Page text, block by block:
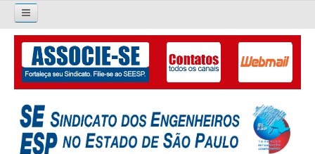
Pesquisar...
O SINDICATO
APRESENTAÇÃO
PALAVRA DO PRESIDENTE